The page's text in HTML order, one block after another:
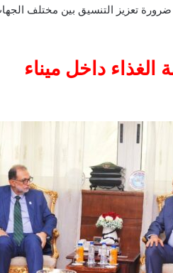
ضرورة تعزيز التنسيق بين مختلف
الغذاء داخل ميناء